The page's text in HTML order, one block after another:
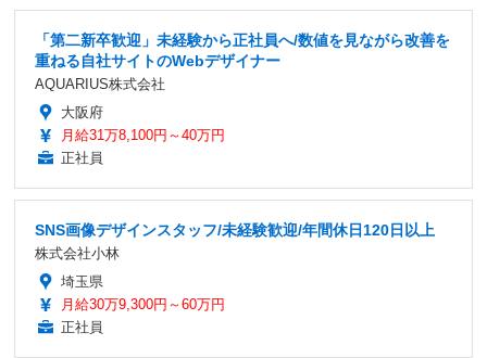
「第二新卒歓迎」未経験から正社員へ/数値を見ながら改善を
重ねる自社サイトのWebデザイナー
AQUARIUS株式会社
大阪府
月給31万8,100円～40万円
正社員
SNS画像デザインスタッフ/未経験歓迎/年間休日120日以上
株式会社小林
埼玉県
月給30万9,300円～60万円
正社員